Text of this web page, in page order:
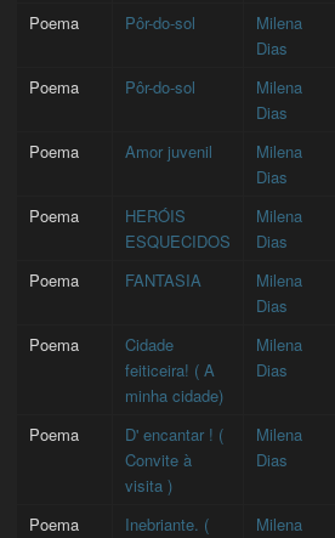
Poema
Pôr-do-sol
Milena
Dias
Poema
Pôr-do-sol
Milena
Dias
Poema
Amor juvenil
Milena
Dias
Poema
HERÓIS
ESQUECIDOS
Milena
Dias
Poema
FANTASIA
Milena
Dias
Poema
Cidade
feiticeira! ( A
minha cidade)
Milena
Dias
Poema
D' encantar ! (
Convite à
visita )
Milena
Dias
Poema
Inebriante. (
Milena